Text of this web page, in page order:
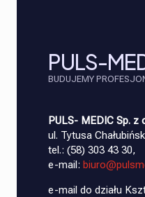
PULS-
BUDUJEMY
PULS- MEDIC Sp. z
ul. Tytusa
tel.: (58) 303 43 30,
e-mail:
e-mail do działu